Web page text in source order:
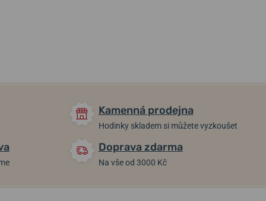
Kamenná prodejna
Hodinky skladem si můžete vyzkoušet
Doprava zdarma
Na vše od 3000 Kč